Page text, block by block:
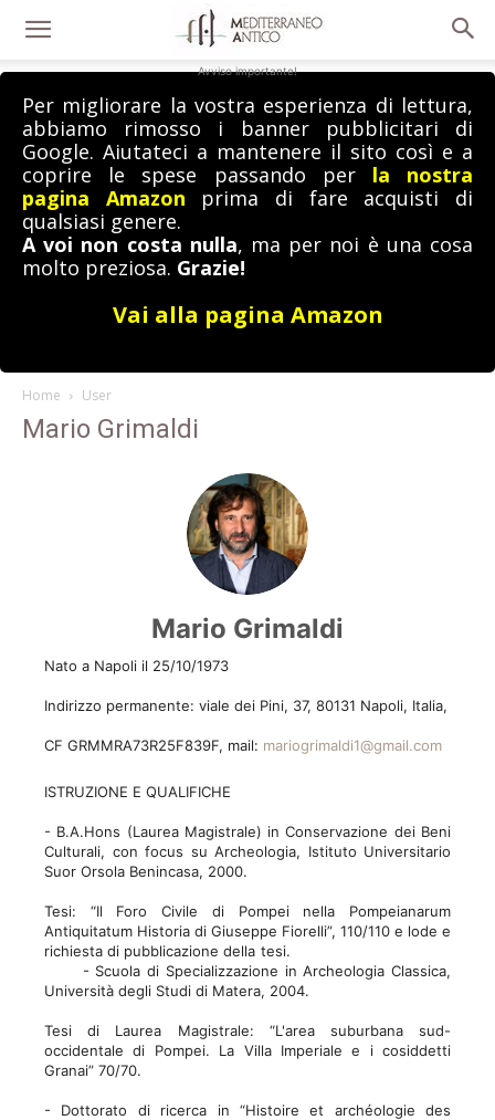
Avviso importante!
Per migliorare la vostra esperienza di lettura,
abbiamo rimosso i banner pubblicitari di
Google. Aiutateci a mantenere il sito così e a
coprire le spese passando per la nostra
pagina Amazon prima di fare acquisti di
qualsiasi genere.
A voi non costa nulla, ma per noi è una cosa
molto preziosa. Grazie!
Vai alla pagina Amazon
Home User
Mario Grimaldi
Mario Grimaldi
Nato a Napoli il 25/10/1973
Indirizzo permanente: viale dei Pini, 37, 80131 Napoli, Italia,
CF GRMMRA73R25F839F, mail: mariogrimaldi1@gmail.com
ISTRUZIONE E QUALIFICHE
- B.A.Hons (Laurea Magistrale) in Conservazione dei Beni
Culturali, con focus su Archeologia, Istituto Universitario
Suor Orsola Benincasa, 2000.
Tesi: “Il Foro Civile di Pompei nella Pompeianarum
Antiquitatum Historia di Giuseppe Fiorelli”, 110/110 e lode e
richiesta di pubblicazione della tesi.
- Scuola di Specializzazione in Archeologia Classica,
Università degli Studi di Matera, 2004.
Tesi di Laurea Magistrale: “L'area suburbana sud-
occidentale di Pompei. La Villa Imperiale e i cosiddetti
Granai” 70/70.
- Dottorato di ricerca in “Histoire et archéologie des